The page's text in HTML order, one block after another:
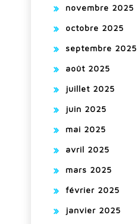
novembre 2025
octobre 2025
septembre 2025
août 2025
juillet 2025
juin 2025
mai 2025
avril 2025
mars 2025
février 2025
janvier 2025